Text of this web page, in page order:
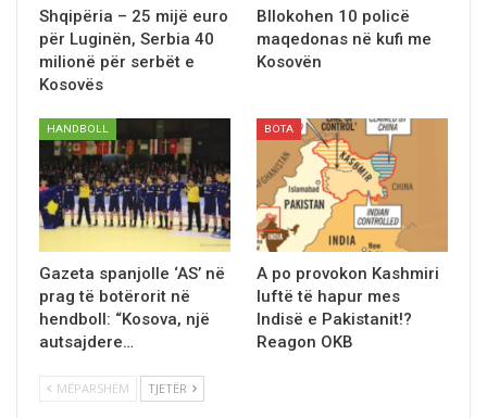
Shqipëria – 25 mijë euro
për Luginën, Serbia 40
milionë për serbët e
Kosovës
Bllokohen 10 policë
maqedonas në kufi me
Kosovën
HANDBOLL
Gazeta spanjolle ‘AS’ në
prag të botërorit në
hendboll: “Kosova, një
autsajdere…
BOTA
A po provokon Kashmiri
luftë të hapur mes
Indisë e Pakistanit!?
Reagon OKB
MËPARSHËM TJETËR